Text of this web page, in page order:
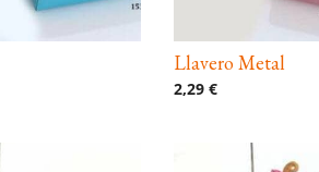
Llavero Metal
2,29 €